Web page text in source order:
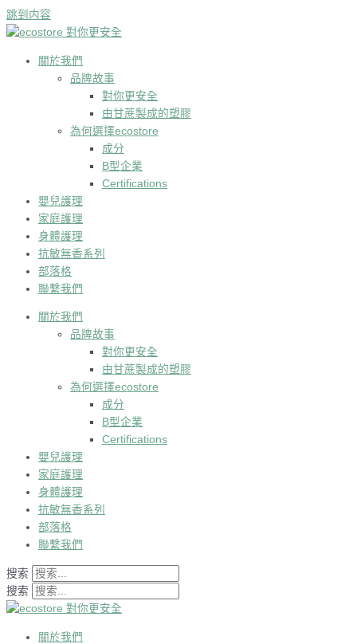
跳到内容
關於我們
品牌故事
對你更安全
由甘蔗製成的塑膠
為何選擇ecostore
成分
B型企業
Certifications
嬰兒護理
家庭護理
身體護理
抗敏無香系列
部落格
聯繫我們
關於我們
品牌故事
對你更安全
由甘蔗製成的塑膠
為何選擇ecostore
成分
B型企業
Certifications
嬰兒護理
家庭護理
身體護理
抗敏無香系列
部落格
聯繫我們
搜索
搜索
關於我們